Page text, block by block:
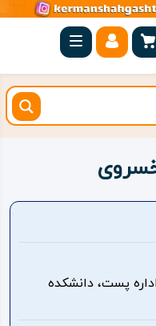
پست، دانشکده